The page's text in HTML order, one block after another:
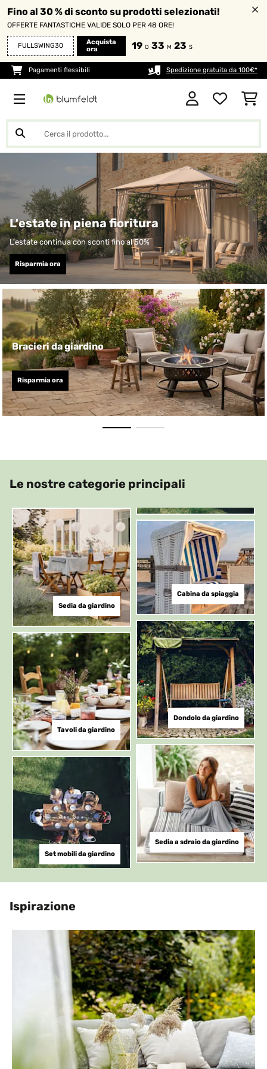
Fino al 30 % di sconto su prodotti selezionati!
OFFERTE FANTASTICHE VALIDE SOLO PER 48 ORE!
FULLSWING30
Acquista
ora
19 O 33 M 23 S
Pagamenti flessibili Spedizione gratuita da 100€*
L'estate in piena fioritura
L'estate continua con sconti fino al 50%
Risparmia ora
Bracieri da giardino
Risparmia ora
Le nostre categorie principali
Sedia da giardino
Tavoli da giardino
Set mobili da giardino
Cabina da spiaggia
Dondolo da giardino
Sedia a sdraio da giardino
Ispirazione